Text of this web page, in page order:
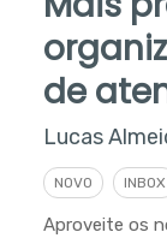
de
Lucas
NOVO INBOX
Aproveite os